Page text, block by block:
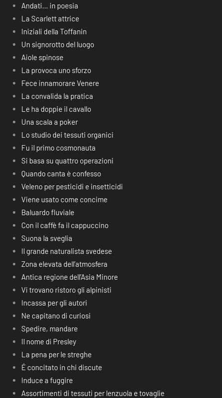
Andati… in poesia
La Scarlett attrice
Iniziali della Toffanin
Un signorotto del luogo
Aiole spinose
La provoca uno sforzo
Fece innamorare Venere
La convalida la pratica
Le ha doppie il cavallo
Una scala a poker
Lo studio dei tessuti organici
Fu il primo cosmonauta
Si basa su quattro operazioni
Quando canta è confesso
Veleno per pesticidi e insetticidi
Viene usato come concime
Baluardo fluviale
Con il caffè fa il cappuccino
Suona la sveglia
Il grande naturalista svedese
Zona elevata dell’atmosfera
Antica regione dell’Asia Minore
Vi trovano ristoro gli alpinisti
Incassa per gli autori
Ne capitano di curiosi
Spedire, mandare
Il nome di Presley
La pena per le streghe
É concitato in chi discute
Induce a fuggire
Assortimenti di tessuti per lenzuola e tovaglie